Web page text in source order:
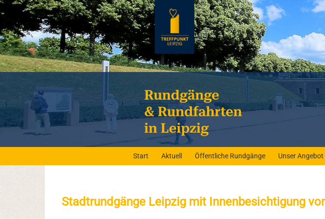
Start Aktuell Öffentliche Rundgänge Unser Angebot
Stadtrundgänge Leipzig mit Innenbesichtigung